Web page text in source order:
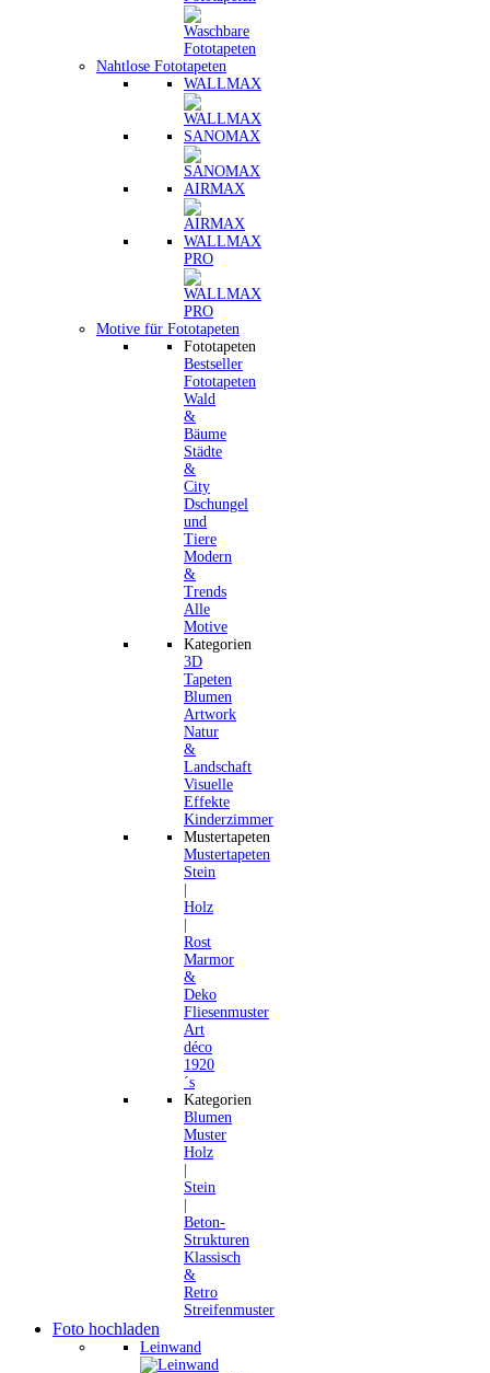
Nahtlose Fototapeten
WALLMAX
SANOMAX
AIRMAX
WALLMAX
PRO
Motive für Fototapeten
Fototapeten
Bestseller
Fototapeten
Wald
&
Bäume
Städte
&
City
Dschungel
und
Tiere
Modern
&
Trends
Alle
Motive
Kategorien
3D
Tapeten
Blumen
Artwork
Natur
&
Landschaft
Visuelle
Effekte
Kinderzimmer
Mustertapeten
Mustertapeten
Stein
Holz
Rost
Marmor
&
Deko
Fliesenmuster
Art
déco
1920
´s
Kategorien
Blumen
Muster
Holz
Stein
Beton-
Strukturen
Klassisch
&
Retro
Streifenmuster
Foto hochladen
Leinwand